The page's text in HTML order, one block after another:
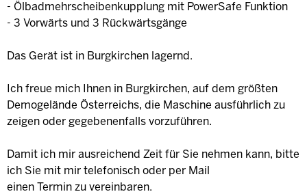
- Ölbadmehrscheibenkupplung mit PowerSafe Funktion
- 3 Vorwärts und 3 Rückwärtsgänge
Das Gerät ist in Burgkirchen lagernd.
Ich freue mich Ihnen in Burgkirchen, auf dem größten
Demogelände Österreichs, die Maschine ausführlich zu
zeigen oder gegebenenfalls vorzuführen.
Damit ich mir ausreichend Zeit für Sie nehmen kann, bitte
ich Sie mit mir telefonisch oder per Mail
einen Termin zu vereinbaren.